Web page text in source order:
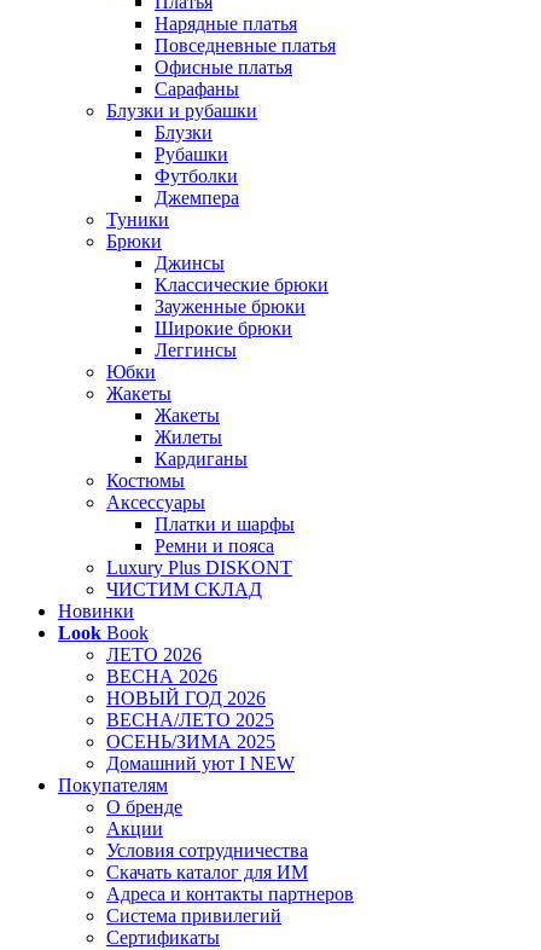
Нарядные платья
Повседневные платья
Офисные платья
Сарафаны
Блузки и рубашки
Блузки
Рубашки
Футболки
Джемпера
Туники
Брюки
Джинсы
Классические брюки
Зауженные брюки
Широкие брюки
Леггинсы
Юбки
Жакеты
Жакеты
Жилеты
Кардиганы
Костюмы
Аксессуары
Платки и шарфы
Ремни и пояса
Luxury Plus DISKONT
ЧИСТИМ СКЛАД
Новинки
Look Book
ЛЕТО 2026
ВЕСНА 2026
НОВЫЙ ГОД 2026
ВЕСНА/ЛЕТО 2025
ОСЕНЬ/ЗИМА 2025
Домашний уют I NEW
Покупателям
О бренде
Акции
Условия сотрудничества
Скачать каталог для ИМ
Адреса и контакты партнеров
Система привилегий
Сертификаты